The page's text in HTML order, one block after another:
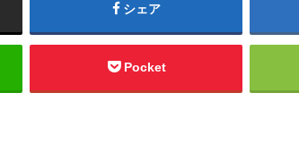
シェア
Pocket